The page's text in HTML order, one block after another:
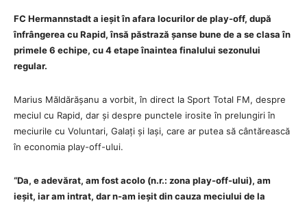
FC Hermannstadt a ieșit în afara locurilor de play-off, după
înfrângerea cu Rapid, însă păstrază șanse bune de a se clasa în
primele 6 echipe, cu 4 etape înaintea finalului sezonului
regular.
Marius Măldărășanu a vorbit, în direct la Sport Total FM, despre
meciul cu Rapid, dar și despre punctele irosite în prelungiri în
meciurile cu Voluntari, Galați și Iași, care ar putea să cântărească
în economia play-off-ului.
“Da, e adevărat, am fost acolo (n.r.: zona play-off-ului), am
ieșit, iar am intrat, dar n-am ieșit din cauza meciului de la